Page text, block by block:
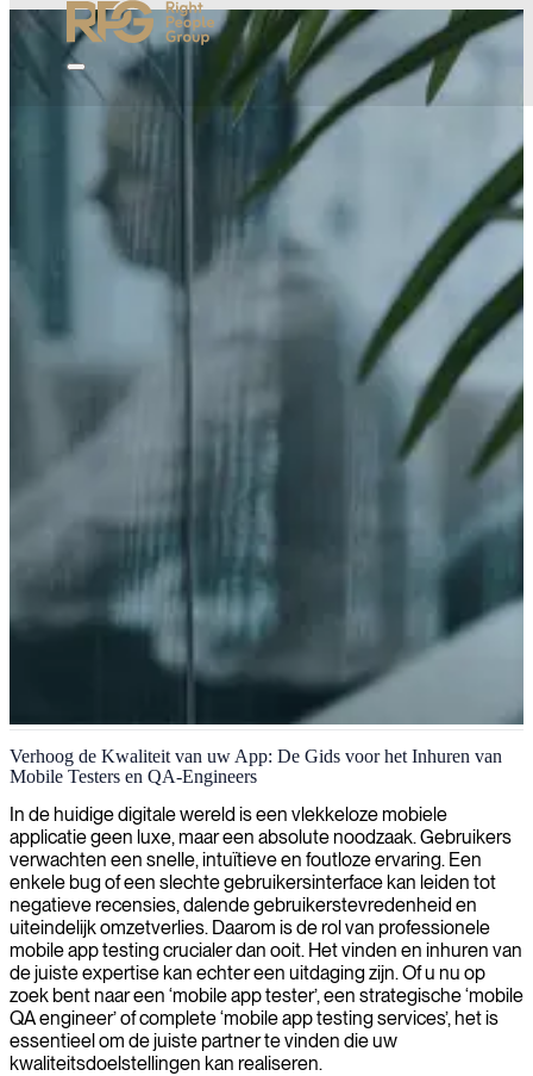
Testen van mobiele applicaties
Wij valideren uw mobiele applicaties op verschillende apparaten en
platforms, en zorgen ervoor dat ze naadloze prestaties, intuïtieve
gebruikerservaringen en foutloze functionaliteit leveren voordat ze
op de markt worden gebracht.
Verhoog de Kwaliteit van uw App: De Gids voor het Inhuren van
Mobile Testers en QA-Engineers
In de huidige digitale wereld is een vlekkeloze mobiele
applicatie geen luxe, maar een absolute noodzaak. Gebruikers
verwachten een snelle, intuïtieve en foutloze ervaring. Een
enkele bug of een slechte gebruikersinterface kan leiden tot
negatieve recensies, dalende gebruikerstevredenheid en
uiteindelijk omzetverlies. Daarom is de rol van professionele
mobile app testing crucialer dan ooit. Het vinden en inhuren van
de juiste expertise kan echter een uitdaging zijn. Of u nu op
zoek bent naar een ‘mobile app tester’, een strategische ‘mobile
QA engineer’ of complete ‘mobile app testing services’, het is
essentieel om de juiste partner te vinden die uw
kwaliteitsdoelstellingen kan realiseren.